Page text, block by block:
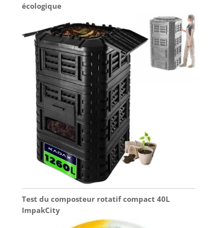
écologique
Test du composteur rotatif compact 40L
ImpakCity